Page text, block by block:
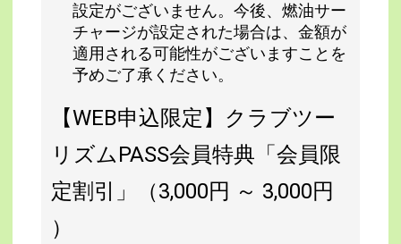
設定がございません。今後、燃油サー
チャージが設定された場合は、金額が
適用される可能性がございますことを
予めご了承ください。
【WEB申込限定】クラブツー
リズムPASS会員特典「会員限
定割引」（3,000円 ～ 3,000円
）